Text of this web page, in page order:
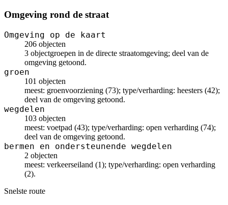
Omgeving rond de straat
Omgeving op de kaart
206 objecten
3 objectgroepen in de directe straatomgeving; deel van de
omgeving getoond.
groen
101 objecten
meest: groenvoorziening (73); type/verharding: heesters (42);
deel van de omgeving getoond.
wegdelen
103 objecten
meest: voetpad (43); type/verharding: open verharding (74);
deel van de omgeving getoond.
bermen en ondersteunende wegdelen
2 objecten
meest: verkeerseiland (1); type/verharding: open verharding
(2).
Snelste route